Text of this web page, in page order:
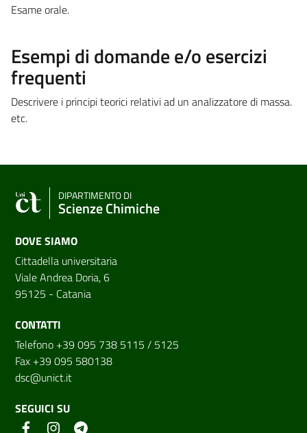
Esame orale.
Esempi di domande e/o esercizi
frequenti
Descrivere i principi teorici relativi ad un analizzatore di massa.
etc.
DIPARTIMENTO DI
Scienze Chimiche
DOVE SIAMO
Cittadella universitaria
Viale Andrea Doria, 6
95125 - Catania
CONTATTI
Telefono +39 095 738 5115 / 5125
Fax +39 095 580138
dsc@unict.it
SEGUICI SU